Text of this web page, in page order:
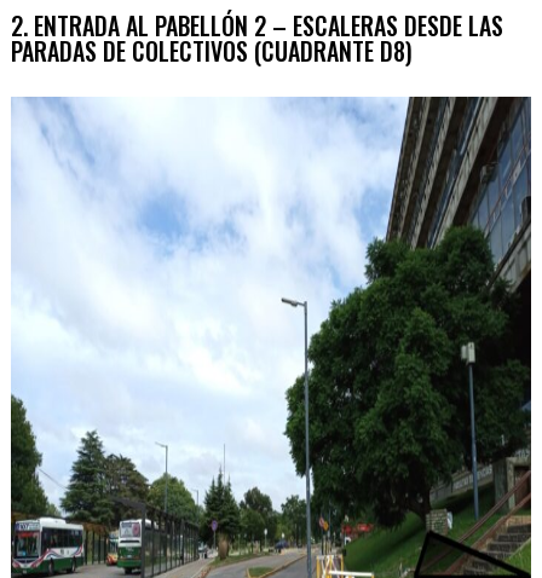
2. ENTRADA AL PABELLÓN 2 – ESCALERAS DESDE LAS
PARADAS DE COLECTIVOS (CUADRANTE D8)